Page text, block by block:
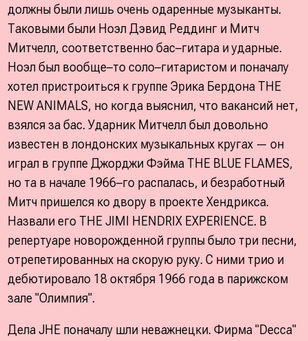
должны были лишь очень одаренные музыканты.
Таковыми были Ноэл Дэвид Реддинг и Митч
Митчелл, соответственно бас–гитара и ударные.
Ноэл был вообще–то соло–гитаристом и поначалу
хотел пристроиться к группе Эрика Бердона THE
NEW ANIMALS, но когда выяснил, что вакансий нет,
взялся за бас. Ударник Митчелл был довольно
известен в лондонских музыкальных кругах — он
играл в группе Джорджи Фэйма THE BLUE FLAMES,
но та в начале 1966–го распалась, и безработный
Митч пришелся ко двору в проекте Хендрикса.
Назвали его THE JIMI HENDRIX EXPERIENCE. В
репертуаре новорожденной группы было три песни,
отрепетированных на скорую руку. С ними трио и
дебютировало 18 октября 1966 года в парижском
зале "Олимпия".
Дела JНЕ поначалу шли неважнецки. Фирма "Decca"